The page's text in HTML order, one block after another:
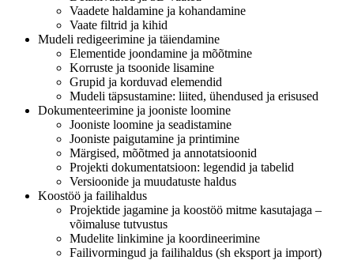
Vaadete haldamine ja kohandamine
Vaate filtrid ja kihid
Mudeli redigeerimine ja täiendamine
Elementide joondamine ja mõõtmine
Korruste ja tsoonide lisamine
Grupid ja korduvad elemendid
Mudeli täpsustamine: liited, ühendused ja erisused
Dokumenteerimine ja jooniste loomine
Jooniste loomine ja seadistamine
Jooniste paigutamine ja printimine
Märgised, mõõtmed ja annotatsioonid
Projekti dokumentatsioon: legendid ja tabelid
Versioonide ja muudatuste haldus
Koostöö ja failihaldus
Projektide jagamine ja koostöö mitme kasutajaga –
võimaluse tutvustus
Mudelite linkimine ja koordineerimine
Failivormingud ja failihaldus (sh eksport ja import)